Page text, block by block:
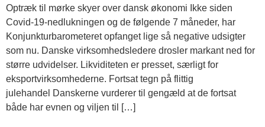
Optræk til mørke skyer over dansk økonomi Ikke siden
Covid-19-nedlukningen og de følgende 7 måneder, har
Konjunkturbarometeret opfanget lige så negative udsigter
som nu. Danske virksomhedsledere drosler markant ned for
større udvidelser. Likviditeten er presset, særligt for
eksportvirksomhederne. Fortsat tegn på flittig
julehandel Danskerne vurderer til gengæld at de fortsat
både har evnen og viljen til […]